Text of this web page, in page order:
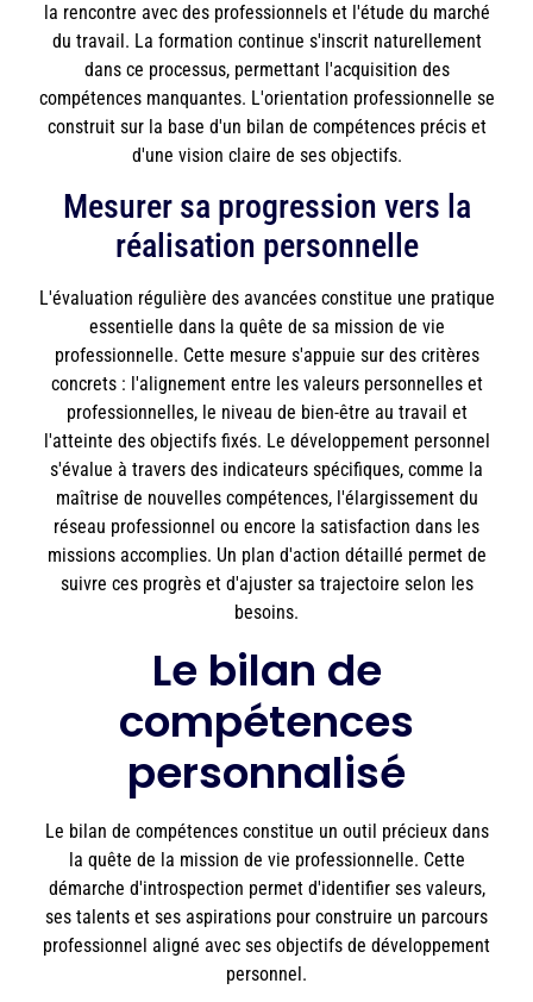
la rencontre avec des professionnels et l'étude du marché
du travail. La formation continue s'inscrit naturellement
dans ce processus, permettant l'acquisition des
compétences manquantes. L'orientation professionnelle se
construit sur la base d'un bilan de compétences précis et
d'une vision claire de ses objectifs.
Mesurer sa progression vers la
réalisation personnelle
L'évaluation régulière des avancées constitue une pratique
essentielle dans la quête de sa mission de vie
professionnelle. Cette mesure s'appuie sur des critères
concrets : l'alignement entre les valeurs personnelles et
professionnelles, le niveau de bien-être au travail et
l'atteinte des objectifs fixés. Le développement personnel
s'évalue à travers des indicateurs spécifiques, comme la
maîtrise de nouvelles compétences, l'élargissement du
réseau professionnel ou encore la satisfaction dans les
missions accomplies. Un plan d'action détaillé permet de
suivre ces progrès et d'ajuster sa trajectoire selon les
besoins.
Le bilan de
compétences
personnalisé
Le bilan de compétences constitue un outil précieux dans
la quête de la mission de vie professionnelle. Cette
démarche d'introspection permet d'identifier ses valeurs,
ses talents et ses aspirations pour construire un parcours
professionnel aligné avec ses objectifs de développement
personnel.